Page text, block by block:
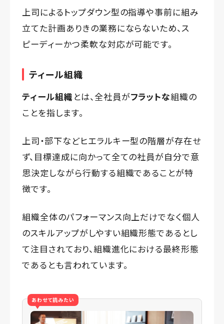
上司によるトップダウン型の指導や事前に組み
立てた計画ありきの業務にならないため、ス
ピーディーかつ柔軟な対応が可能です。
ティール組織
ティール組織 とは、全社員がフラットな組織の
ことを指します。
上司・部下などヒエラルキー型の階層が存在せ
ず、目標達成に向かって全ての社員が自分で意
思決定しながら行動する組織であることが特
徴です。
組織全体のパフォーマンス向上だけでなく個人
のスキルアップがしやすい組織形態であるとし
て注目されており、組織進化における最終形態
であるとも言われています。
あわせて読みたい